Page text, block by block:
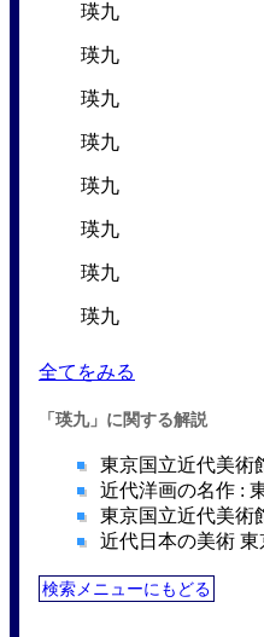
瑛九
瑛九
瑛九
瑛九
瑛九
瑛九
瑛九
瑛九
全てをみる
「瑛九」に関する解説
東京国立近代美
近代洋画の名作 :
東京国立近代美
近代日本の美術
検索メニューにもどる